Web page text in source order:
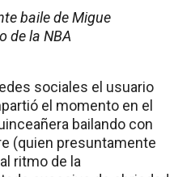
baile de Migue
de la NBA
sociales el usuario
el momento en el
bailando con
(quien presuntamente
ritmo de la